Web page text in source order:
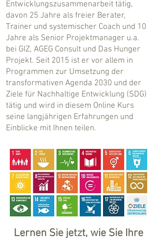
Entwicklungszusammenarbeit tätig,
davon 25 Jahre als freier Berater,
Trainer und systemischer Coach und 10
Jahre als Senior Projektmanager u.a.
bei GIZ, AGEG Consult und Das Hunger
Projekt. Seit 2015 ist er vor allem in
Programmen zur Umsetzung der
transformativen Agenda 2030 und der
Ziele für Nachhaltige Entwicklung (SDG)
tätig und wird in diesem Online Kurs
seine langjährigen Erfahrungen und
Einblicke mit Ihnen teilen.
Lernen Sie jetzt, wie Sie Ihre